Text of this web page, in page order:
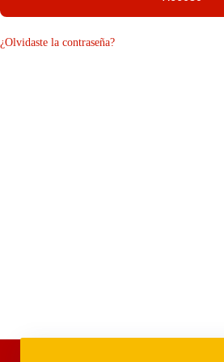
¿Olvidaste la contraseña?